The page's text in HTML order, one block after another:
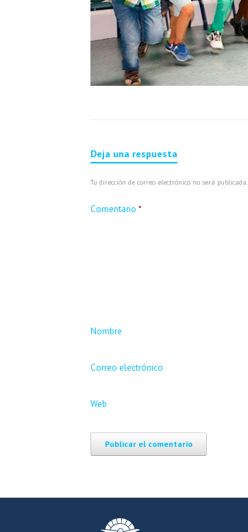
Deja una respuesta
Tu dirección de correo electrónico no será publicada.
Comentario *
Nombre
Correo electrónico
Web